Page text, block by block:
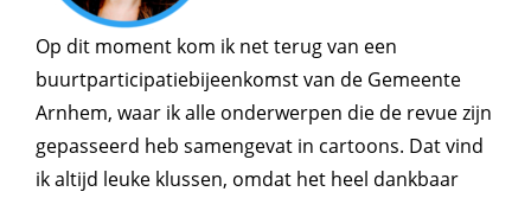
Op dit moment kom ik net terug van een
buurtparticipatiebijeenkomst van de Gemeente
Arnhem, waar ik alle onderwerpen die de revue zijn
gepasseerd heb samengevat in cartoons. Dat vind
ik altijd leuke klussen, omdat het heel dankbaar